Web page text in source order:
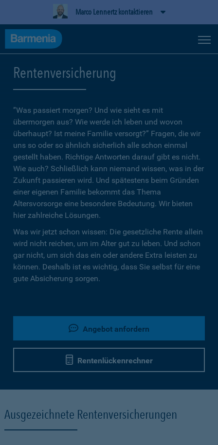
Marco Lennertz kontaktieren
Rentenversicherung
”Was passiert morgen? Und wie sieht es mit
übermorgen aus? Wie werde ich leben und wovon
überhaupt? Ist meine Familie versorgt?” Fragen, die wir
uns so oder so ähnlich sicherlich alle schon einmal
gestellt haben. Richtige Antworten darauf gibt es nicht.
Wie auch? Schließlich kann niemand wissen, was in der
Zukunft passieren wird. Und spätestens beim Gründen
einer eigenen Familie bekommt das Thema
Altersvorsorge eine besondere Bedeutung. Wir bieten
hier zahlreiche Lösungen.
Was wir jetzt schon wissen: Die gesetzliche Rente allein
wird nicht reichen, um im Alter gut zu leben. Und schon
gar nicht, um sich das ein oder andere Extra leisten zu
können. Deshalb ist es wichtig, dass Sie selbst für eine
gute Absicherung sorgen.
Angebot anfordern
Rentenlückenrechner
Ausgezeichnete Rentenversicherungen